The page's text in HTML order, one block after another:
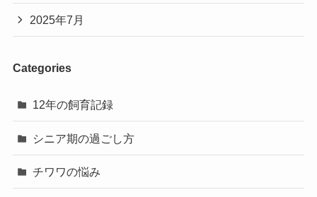
2025年7月
Categories
12年の飼育記録
シニア期の過ごし方
チワワの悩み